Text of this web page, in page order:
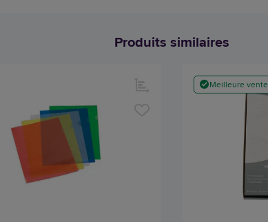
Produits similaires
Meilleure vente